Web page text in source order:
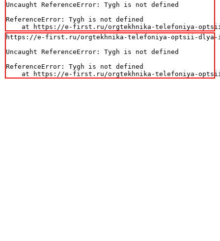
Uncaught ReferenceError: Tygh is not defined
ReferenceError: Tygh is not defined
at https://e-first.ru/orgtekhnika-telefoniya-
https://e-first.ru/orgtekhnika-telefoniya-optsii-dlya-
Uncaught ReferenceError: Tygh is not defined
ReferenceError: Tygh is not defined
at https://e-first.ru/orgtekhnika-telefoniya-